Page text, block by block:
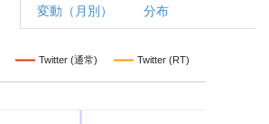
変動（月別） 分布
Twitter (通常) Twitter (RT)